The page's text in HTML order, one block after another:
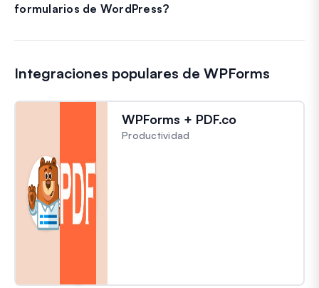
formularios de WordPress?
Integraciones populares de WPForms
WPForms + PDF.co
Productividad